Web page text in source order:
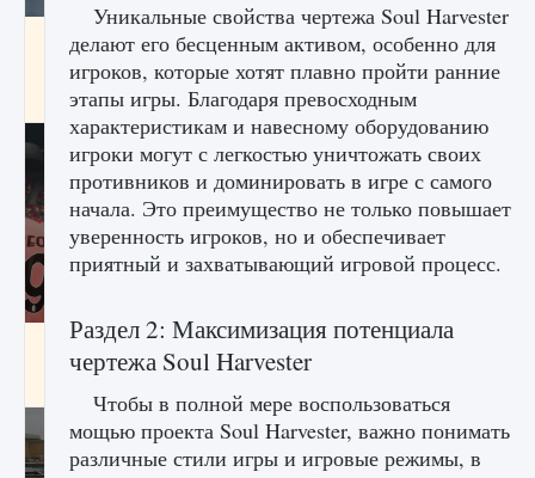
Все новые функции в режиме карьеры EA
FC 25
9 августа 2024 2 096 0 2
Входят ли «Милан» и «Интер» в EA FC 25
9 августа 2024
Уникальные свойства чертежа Soul Harvester
делают его бесценным активом, особенно для
игроков, которые хотят плавно пройти ранние
этапы игры. Благодаря превосходным
характеристикам и навесному оборудованию
игроки могут с легкостью уничтожать своих
противников и доминировать в игре с самого
начала. Это преимущество не только повышает
уверенность игроков, но и обеспечивает
приятный и захватывающий игровой процесс.
Раздел 2: Максимизация потенциала
чертежа Soul Harvester
Чтобы в полной мере воспользоваться
мощью проекта Soul Harvester, важно понимать
различные стили игры и игровые режимы, в